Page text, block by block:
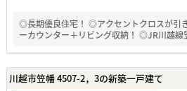
◎長期優良住宅！ ◎アクセントクロスが引
ーカウンター＋リビング収納！ ◎JR川越線
川越市笠幡 4507-2，3の新築一戸建て